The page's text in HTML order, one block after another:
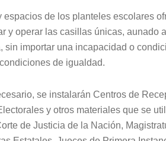
espacios de los planteles escolares
y operar las casillas únicas, aunado
sin importar una incapacidad o
de igualdad.
se instalarán Centros de
y otros materiales que se
de Justicia de la Nación,